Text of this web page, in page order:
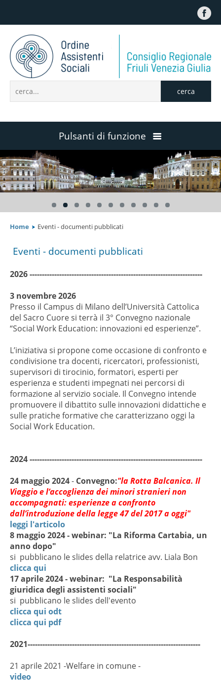
cerca
Pulsanti di funzione
Home
Dove siamo
Amministrazione trasparente
FAQ
Home Eventi - documenti pubblicati
Eventi - documenti pubblicati
2026----------------------------------------------------------------------
3 novembre 2026
Presso il Campus di Milano dell’Università Cattolica
del Sacro Cuore si terrà il 3° Convegno nazionale
“Social Work Education: innovazioni ed esperienze”.
L’iniziativa si propone come occasione di confronto e
condivisione tra docenti, ricercatori, professionisti,
supervisori di tirocinio, formatori, esperti per
esperienza e studenti impegnati nei percorsi di
formazione al servizio sociale. Il Convegno intende
promuovere il dibattito sulle innovazioni didattiche e
sulle pratiche formative che caratterizzano oggi la
Social Work Education.
2024 ----------------------------------------------------------------------
24 maggio 2024- Convegno:"la Rotta Balcanica. Il
Viaggio e l’accoglienza dei minori stranieri non
accompagnati: esperienze a confronto
dall’introduzione della legge 47 del 2017 a oggi"
leggi l'articolo
8 maggio 2024 - webinar: "La Riforma Cartabia, un
anno dopo"
si pubblicano le slides della relatrice avv. Liala Bon
clicca qui
17 aprile 2024 - webinar: "La Responsabilità
giuridica degli assistenti sociali"
si pubblicano le slides dell'evento
clicca qui odt
clicca qui pdf
2021----------------------------------------------------------------------
21 aprile 2021 -Welfare in comune -
video